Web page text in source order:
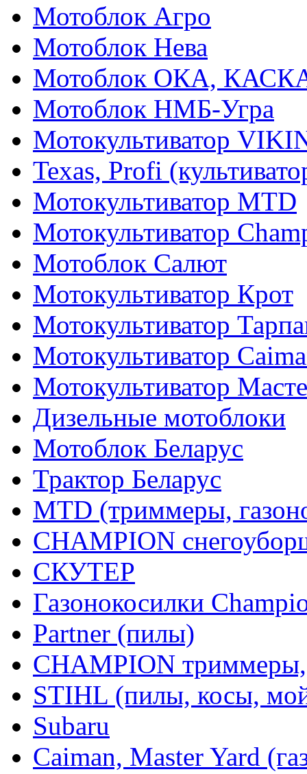
Мотоблок Агро
Мотоблок Нева
Мотоблок ОКА,
Мотоблок НМБ-Угра
Мотокультиватор
Texas, Profi
Мотокультиватор MTD
Мотокультиватор
Мотоблок Салют
Мотокультиватор Крот
Мотокультиватор
Мотокультиватор
Мотокультиватор
Дизельные мотоблоки
Мотоблок Беларус
Трактор Беларус
MTD (триммеры,
CHAMPION
СКУТЕР
Газонокосилки
Partner (пилы)
CHAMPION
STIHL (пилы, косы,
Subaru
Caiman, Master Yard